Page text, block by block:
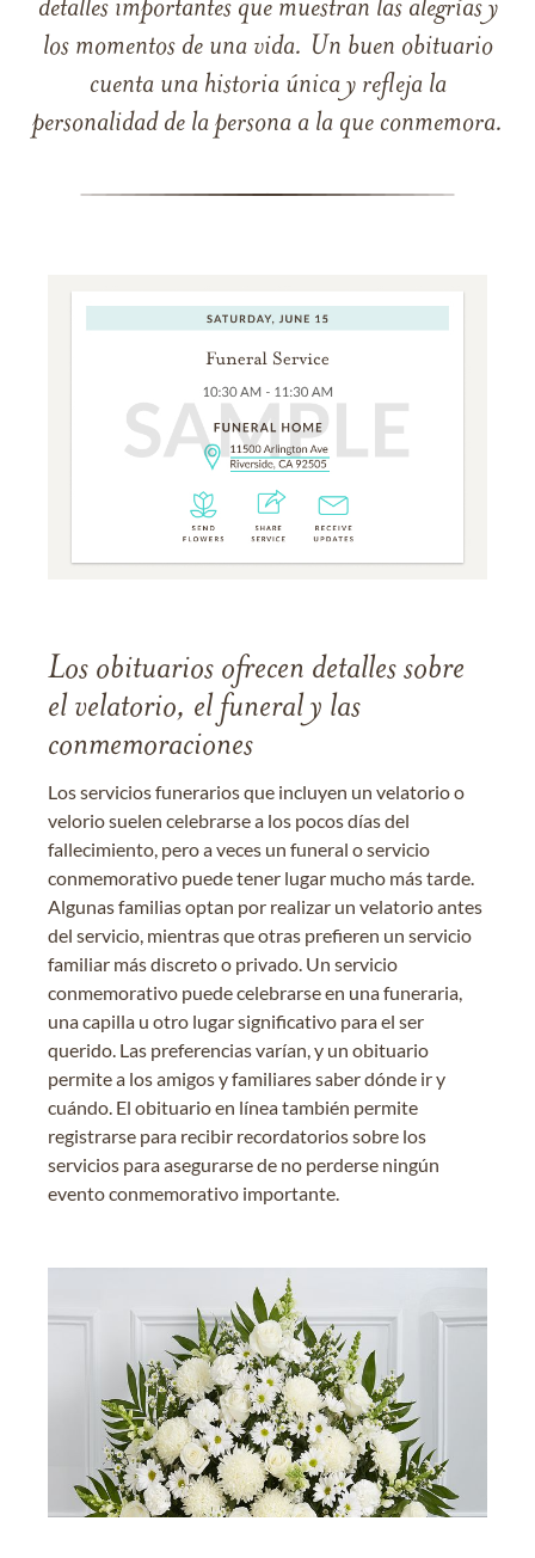
detalles importantes que muestran las alegrías y
los momentos de una vida. Un buen obituario
cuenta una historia única y refleja la
personalidad de la persona a la que conmemora.
Los obituarios ofrecen detalles sobre
el velatorio, el funeral y las
conmemoraciones
Los servicios funerarios que incluyen un velatorio o
velorio suelen celebrarse a los pocos días del
fallecimiento, pero a veces un funeral o servicio
conmemorativo puede tener lugar mucho más tarde.
Algunas familias optan por realizar un velatorio antes
del servicio, mientras que otras prefieren un servicio
familiar más discreto o privado. Un servicio
conmemorativo puede celebrarse en una funeraria,
una capilla u otro lugar significativo para el ser
querido. Las preferencias varían, y un obituario
permite a los amigos y familiares saber dónde ir y
cuándo. El obituario en línea también permite
registrarse para recibir recordatorios sobre los
servicios para asegurarse de no perderse ningún
evento conmemorativo importante.